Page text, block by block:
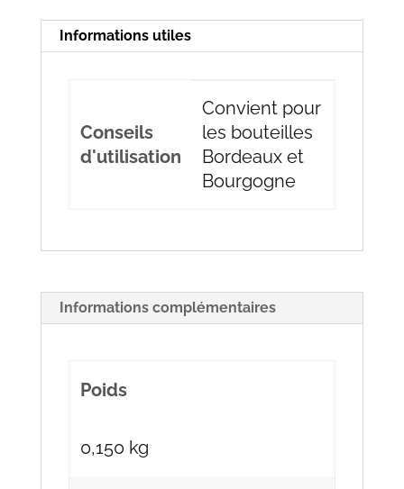
3
bouteilles
Informations utiles
Conseils
d'utilisation
Convient pour
les bouteilles
Bordeaux et
Bourgogne
Informations complémentaires
Poids
0,150 kg